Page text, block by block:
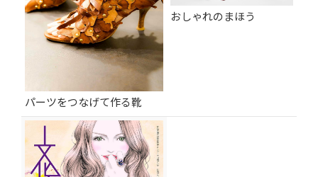
パーツをつなげて作る靴
おしゃれのまほう